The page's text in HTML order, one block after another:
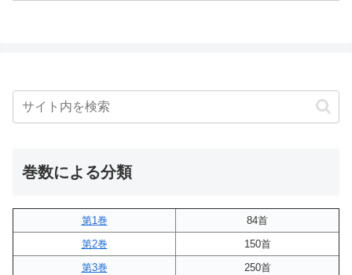
巻数による分類
第1巻
84首
第2巻
150首
第3巻
250首